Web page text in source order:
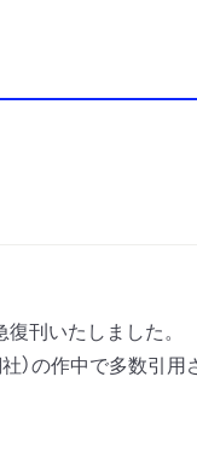
刊いたしました。
社）の作中で多数引